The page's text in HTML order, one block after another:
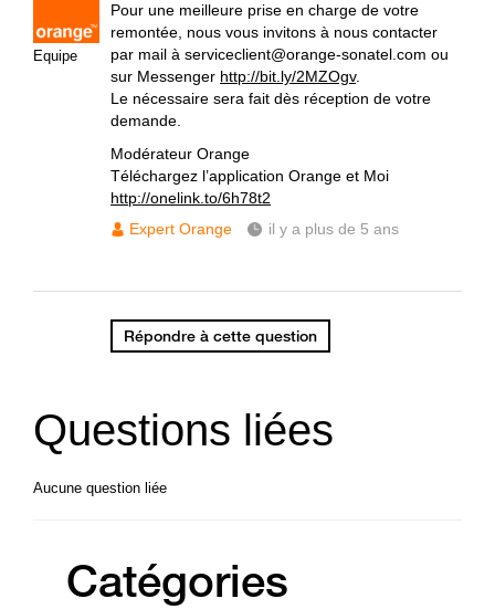
Equipe
Pour une meilleure prise en charge de votre
remontée, nous vous invitons à nous contacter
par mail à serviceclient@orange-sonatel.com ou
sur Messenger http://bit.ly/2MZOgv.
Le nécessaire sera fait dès réception de votre
demande.
Modérateur Orange
Téléchargez l’application Orange et Moi
http://onelink.to/6h78t2
Expert Orange
il y a plus de 5 ans
Répondre à cette question
Questions liées
Aucune question liée
Catégories